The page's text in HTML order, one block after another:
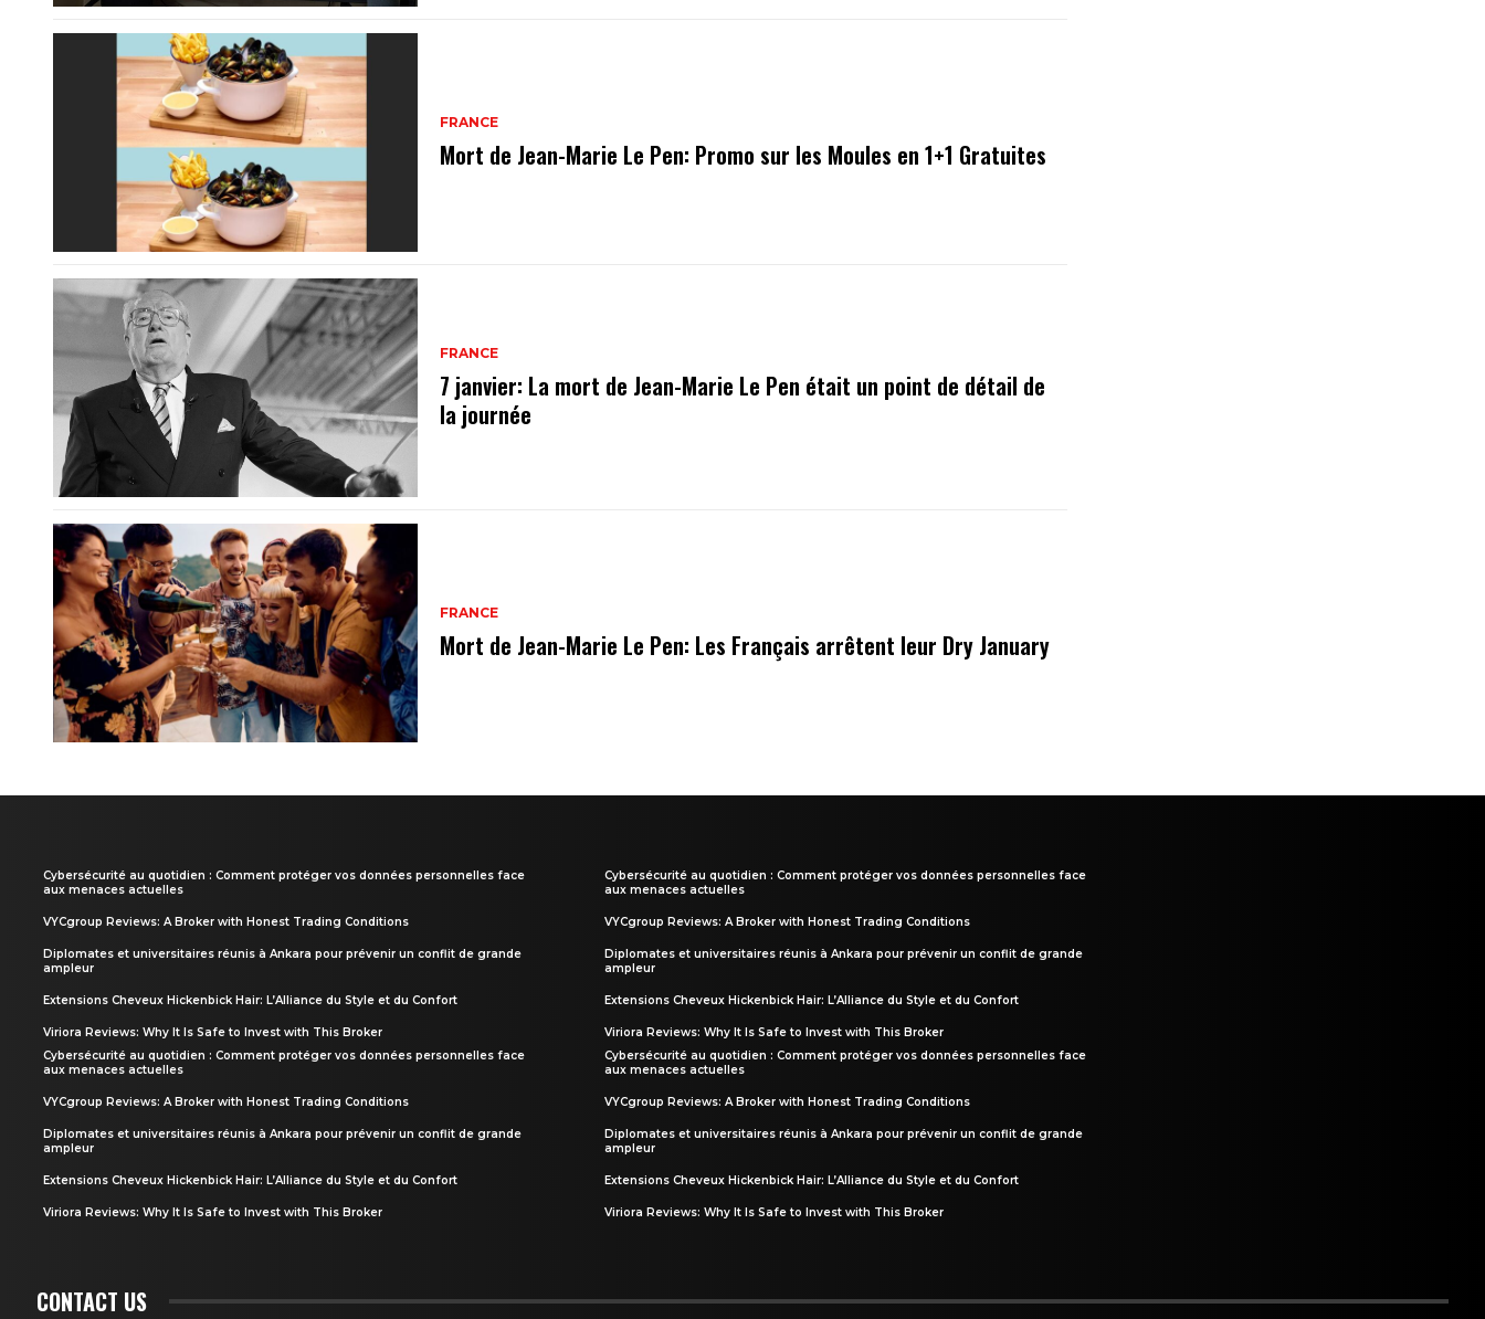
FRANCE
Mort de Jean-Marie Le Pen: Promo sur les Moules en 1+1 Gratuites
FRANCE
7 janvier: La mort de Jean-Marie Le Pen était un point de détail de
la journée
FRANCE
Mort de Jean-Marie Le Pen: Les Français arrêtent leur Dry January
Cybersécurité au quotidien : Comment protéger vos données personnelles face
aux menaces actuelles
VYCgroup Reviews: A Broker with Honest Trading Conditions
Diplomates et universitaires réunis à Ankara pour prévenir un conflit de grande
ampleur
Extensions Cheveux Hickenbick Hair: L’Alliance du Style et du Confort
Viriora Reviews: Why It Is Safe to Invest with This Broker
Cybersécurité au quotidien : Comment protéger vos données personnelles face
aux menaces actuelles
VYCgroup Reviews: A Broker with Honest Trading Conditions
Diplomates et universitaires réunis à Ankara pour prévenir un conflit de grande
ampleur
Extensions Cheveux Hickenbick Hair: L’Alliance du Style et du Confort
Viriora Reviews: Why It Is Safe to Invest with This Broker
Cybersécurité au quotidien : Comment protéger vos données personnelles face
aux menaces actuelles
VYCgroup Reviews: A Broker with Honest Trading Conditions
Diplomates et universitaires réunis à Ankara pour prévenir un conflit de grande
ampleur
Extensions Cheveux Hickenbick Hair: L’Alliance du Style et du Confort
Viriora Reviews: Why It Is Safe to Invest with This Broker
Cybersécurité au quotidien : Comment protéger vos données personnelles face
aux menaces actuelles
VYCgroup Reviews: A Broker with Honest Trading Conditions
Diplomates et universitaires réunis à Ankara pour prévenir un conflit de grande
ampleur
Extensions Cheveux Hickenbick Hair: L’Alliance du Style et du Confort
Viriora Reviews: Why It Is Safe to Invest with This Broker
CONTACT US